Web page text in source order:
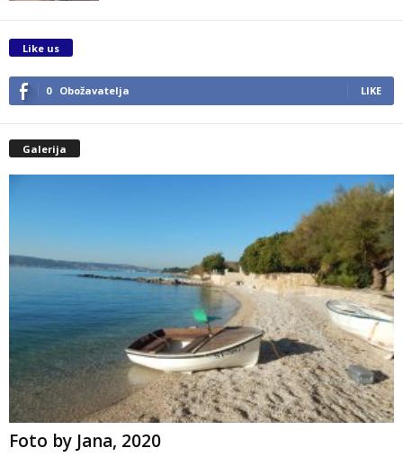
Like us
0 Obožavatelja LIKE
Galerija
Foto by Jana, 2020